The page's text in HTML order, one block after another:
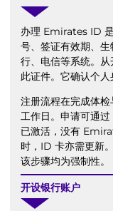
办理 Emirates ID
号、签证有效期、
行、电信等系统。
此证件。它确认个人
注册流程在完成体
工作日。申请可通
已激活，没有
时，ID 卡亦需更新
该步骤均为强制性。
开设银行账户